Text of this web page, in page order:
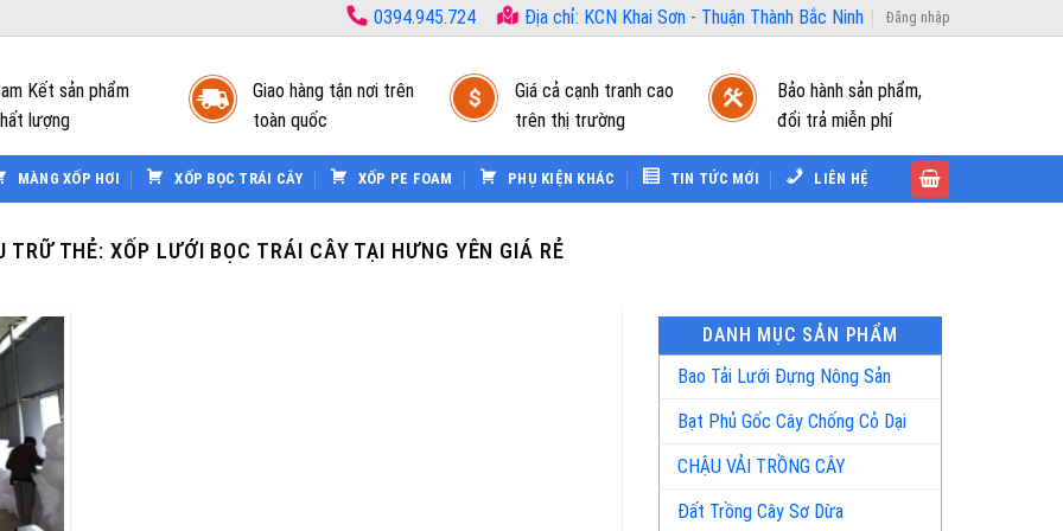
0394.945.724 Địa chỉ: KCN Khai Sơn - Thuận Thành Bắc Ninh Đăng nhập
Kết sản phẩm
lượng
Giao hàng tận nơi trên
toàn quốc
Giá cả cạnh tranh cao
trên thị trường
Bảo hành sản phẩm,
đổi trả miễn phí
MÀNG XỐP HƠI XỐP BỌC TRÁI CÂY XỐP PE FOAM PHỤ KIỆN KHÁC TIN TỨC MỚI LIÊN HỆ
TRỮ THẺ:XỐP LƯỚI BỌC TRÁI CÂY TẠI HƯNG YÊN GIÁ RẺ
DANH MỤC SẢN PHẨM
Bao Tải Lưới Đựng Nông Sản
Bạt Phủ Gốc Cây Chống Cỏ Dại
CHẬU VẢI TRỒNG CÂY
Đất Trồng Cây Sơ Dừa